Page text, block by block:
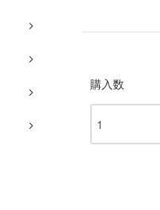
購入数